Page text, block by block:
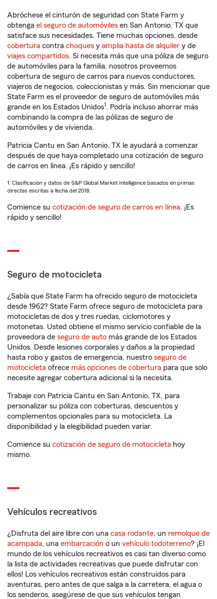
Abróchese el cinturón de seguridad con State Farm y
obtenga el seguro de automóviles en San Antonio, TX que
satisface sus necesidades. Tiene muchas opciones, desde
cobertura contra choques y amplia hasta de alquiler y de
viajes compartidos. Si necesita más que una póliza de seguro
de automóviles para la familia, nosotros proveemos
cobertura de seguro de carros para nuevos conductores,
viajeros de negocios, coleccionistas y más. Sin mencionar que
State Farm es el proveedor de seguro de automóviles más
grande en los Estados Unidos1. Podría incluso ahorrar más
combinando la compra de las pólizas de seguro de
automóviles y de vivienda.
Patricia Cantu en San Antonio, TX le ayudará a comenzar
después de que haya completado una cotización de seguro
de carros en línea. ¡Es rápido y sencillo!
1. Clasificación y datos de S&P Global Market Intelligence basados en primas
directas escritas a fecha del 2018.
Comience su cotización de seguro de carros en línea. ¡Es
rápido y sencillo!
Seguro de motocicleta
¿Sabía que State Farm ha ofrecido seguro de motocicleta
desde 1962? State Farm ofrece seguro de motocicleta para
motocicletas de dos y tres ruedas, ciclomotores y
motonetas. Usted obtiene el mismo servicio confiable de la
proveedora de seguro de auto más grande de los Estados
Unidos. Desde lesiones corporales y daños a la propiedad
hasta robo y gastos de emergencia, nuestro seguro de
motocicleta ofrece más opciones de cobertura para que solo
necesite agregar cobertura adicional si la necesita.
Trabaje con Patricia Cantu en San Antonio, TX, para
personalizar su póliza con coberturas, descuentos y
complementos opcionales para su motocicleta. La
disponibilidad y la elegibilidad pueden variar.
Comience su cotización de seguro de motocicleta hoy
mismo.
Vehículos recreativos
¿Disfruta del aire libre con una casa rodante, un remolque de
acampada, una embarcación o un vehículo todoterreno? ¡El
mundo de los vehículos recreativos es casi tan diverso como
la lista de actividades recreativas que puede disfrutar con
ellos! Los vehículos recreativos están construidos para
aventuras, pero antes de que salga a la carretera, el agua o
los senderos, asegúrese de que sus vehículos tengan